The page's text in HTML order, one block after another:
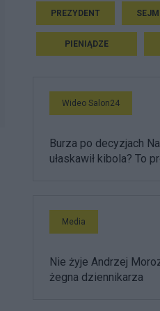
PREZYDENT
PIENIĄDZE
Wideo Salon24
Burza po decyzjach
ułaskawił kibola? To
Media
Nie żyje Andrzej
żegna dziennikarza